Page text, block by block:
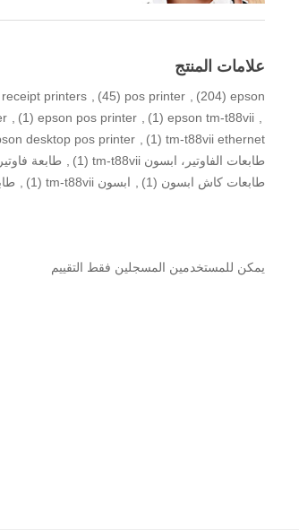
علامات المنتج
epson
(204)
pos printer
(45)
receipt printers
epson tm-t88vii
(1)
epson pos printer
(1)
tm-t88vii ethernet
(1)
desktop pos printer
طابعات الفاوتير، ابسون tm-t88vii
(1) طابعة
طابعات كاش ابسون (1) ابسون tm-t88vii (1)
يمكن للمستخدمين المسجلين فقط التقييم